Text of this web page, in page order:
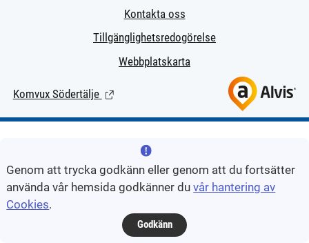
Kontakta oss
Tillgänglighetsredogörelse
Webbplatskarta
Komvux Södertälje (Länk till extern sida.)
Genom att trycka godkänn eller genom att du fortsätter
använda vår hemsida godkänner duvår hantering av
Cookies.
Godkänn